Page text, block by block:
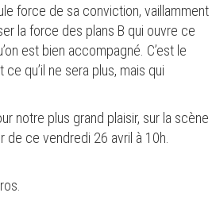
force de sa conviction, vaillamment
la force des plans B qui ouvre ce
est bien accompagné. C’est le
qu’il ne sera plus, mais qui
notre plus grand plaisir, sur la scène
ce vendredi 26 avril à 10h.